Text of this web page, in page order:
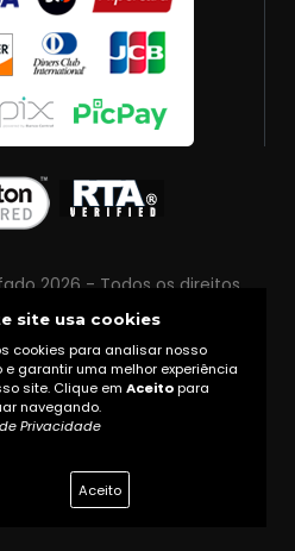
2026 - Todos os direitos
|Política de Privacidade
protegido por direitos
total ou parcial
autorização prévia do
do site.
site usa cookies
cookies para analisar nosso
e garantir uma melhor experiência
site. Clique em Aceitopara
navegando.
Privacidade
Aceito